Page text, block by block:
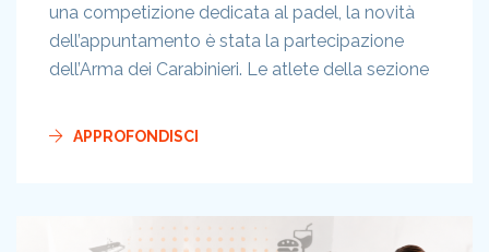
una competizione dedicata al padel, la novità
dell’appuntamento è stata la partecipazione
dell’Arma dei Carabinieri. Le atlete della sezione
APPROFONDISCI